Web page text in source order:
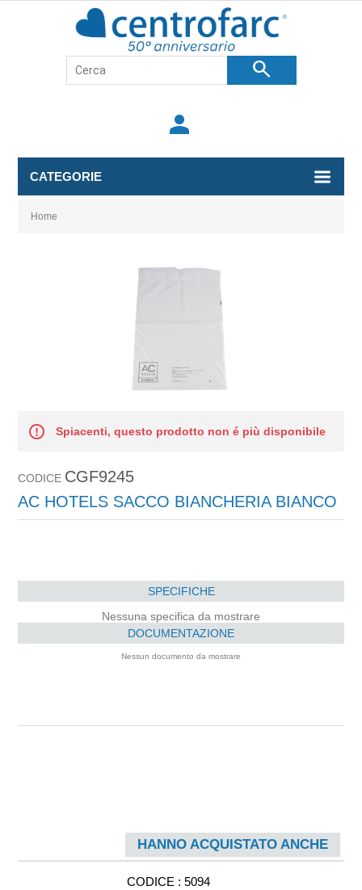
search
person
CATEGORIE
Home
Spiacenti, questo prodotto non é più disponibile
CODICE CGF9245
AC HOTELS SACCO BIANCHERIA BIANCO
SPECIFICHE
Nessuna specifica da mostrare
DOCUMENTAZIONE
Nessun documento da mostrare
HANNO ACQUISTATO ANCHE
CODICE : 5094